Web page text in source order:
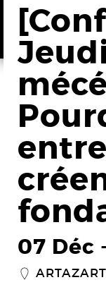
07 Déc
_ ARTAZART